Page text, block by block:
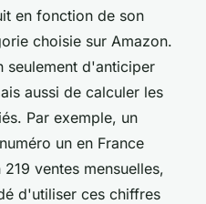
en fonction de son
choisie sur Amazon.
seulement d'anticiper
aussi de calculer les
Par exemple, un
un en France
ventes mensuelles,
d'utiliser ces chiffres